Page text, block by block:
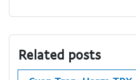
Related posts